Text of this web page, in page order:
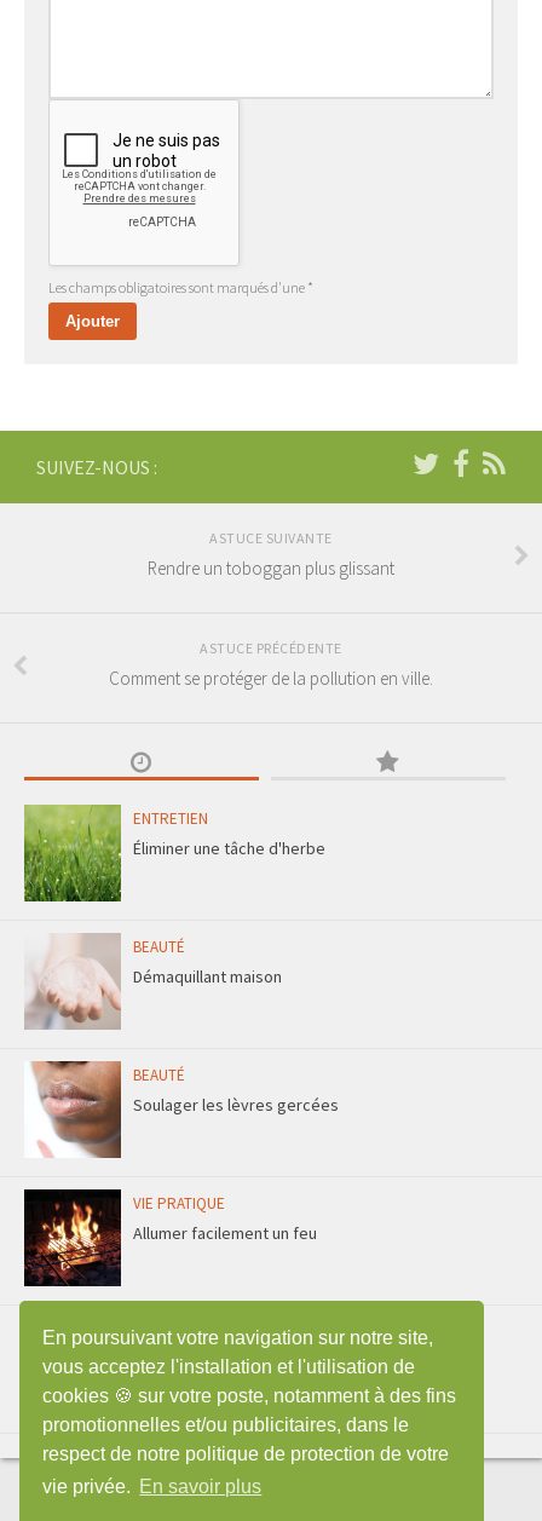
En poursuivant votre navigation sur notre site,
vous acceptez l'installation et l'utilisation de
cookies 🍪 sur votre poste, notamment à des fins
promotionnelles et/ou publicitaires, dans le
respect de notre politique de protection de votre
vie privée. En savoir plus
Les champs obligatoires sont marqués d'une *
SUIVEZ-NOUS :
ASTUCE SUIVANTE
Rendre un toboggan plus glissant
ASTUCE PRÉCÉDENTE
Comment se protéger de la pollution en ville.
ENTRETIEN
Éliminer une tâche d'herbe
BEAUTÉ
Démaquillant maison
BEAUTÉ
Soulager les lèvres gercées
VIE PRATIQUE
Allumer facilement un feu
ENTRETIEN
Faire durer une éponge plus longtemps